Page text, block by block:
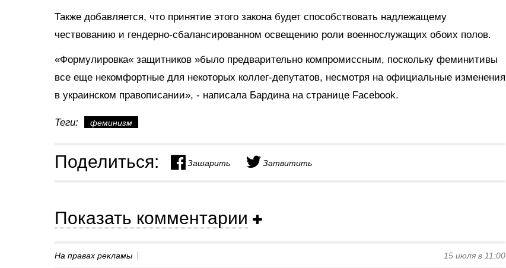
Также добавляется, что принятие этого закона будет способствовать надлежащему
чествованию и гендерно-сбалансированном освещению роли военнослужащих обоих полов.
«Формулировка« защитников »было предварительно компромиссным, поскольку феминитивы
все еще некомфортные для некоторых коллег-депутатов, несмотря на официальные изменения
в украинском правописании», - написала Бардина на странице Facebook.
Теги: феминизм
Поделиться: Зашарить Затвитить
Показать комментарии
На правах рекламы 15 июля в 11:00